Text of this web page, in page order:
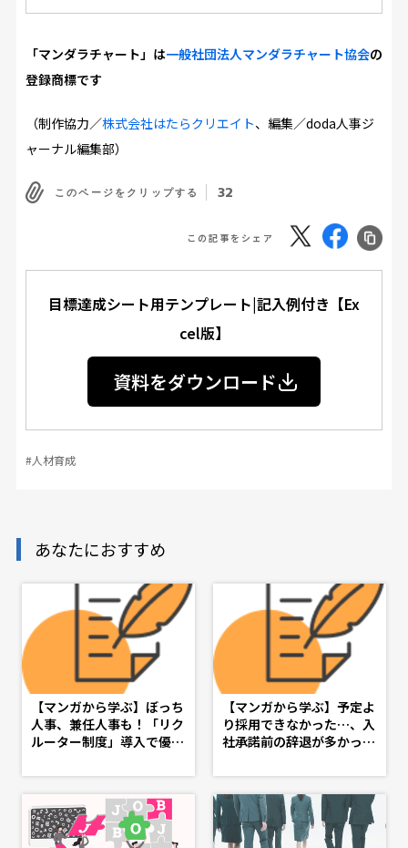
「マンダラチャート」は一般社団法人マンダラチャート協会の
登録商標です
（制作協力／株式会社はたらクリエイト、編集／doda人事ジ
ャーナル編集部）
このページをクリップする 32
この記事をシェア
目標達成シート用テンプレート|記入例付き【Ex
cel版】
資料をダウンロード
#人材育成
あなたにおすすめ
【マンガから学ぶ】ぼっち
人事、兼任人事も！「リク
ルーター制度」導入で優秀
話-
【マンガから学ぶ】予定よ
り採用できなかった…、入
社承諾前の辞退が多かっ
見直し・入社承諾フォロー
策 -第６話-